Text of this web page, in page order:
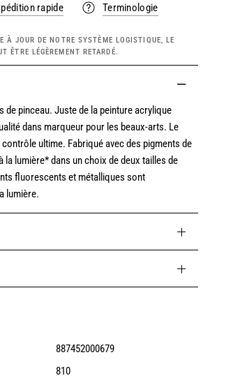
rapide Terminologie
JOUR DE NOTRE SYSTÈME LOGISTIQUE, LE
ÊTRE LÉGÈREMENT RETARDÉ.
de pinceau. Juste de la peinture acrylique
dans marqueur pour les beaux-arts. Le
ultime. Fabriqué avec des pigments de
lumière* dans un choix de deux tailles de
fluorescents et métalliques sont
lumière.
887452000679
810